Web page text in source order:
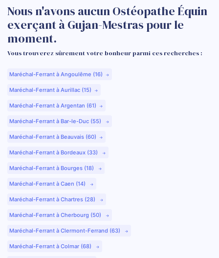
Nous n'avons aucun Ostéopathe Équin
exerçant à Gujan-Mestras pour le
moment.
Vous trouverez sûrement votre bonheur parmi ces recherches :
Maréchal-Ferrant à Angoulême (16)
Maréchal-Ferrant à Aurillac (15)
Maréchal-Ferrant à Argentan (61)
Maréchal-Ferrant à Bar-le-Duc (55)
Maréchal-Ferrant à Beauvais (60)
Maréchal-Ferrant à Bordeaux (33)
Maréchal-Ferrant à Bourges (18)
Maréchal-Ferrant à Caen (14)
Maréchal-Ferrant à Chartres (28)
Maréchal-Ferrant à Cherbourg (50)
Maréchal-Ferrant à Clermont-Ferrand (63)
Maréchal-Ferrant à Colmar (68)